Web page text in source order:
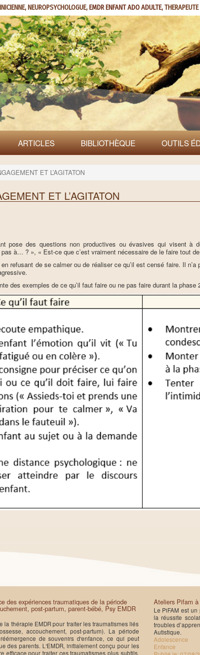
NEUROPSYCHOLOGUE,EMDR ENFANT ADO ADULTE,
ARTICLES BIBLIOTHÈQUE OUTILS
ET L’AGITATON
ET L’AGITATON
pose des questions non productives ou évasives qui visent
à… ? », « Est-ce que c’est vraiment nécessaire de le faire tout
refusant de se calmer ou de réaliser ce qu’il est censé faire. Il
des exemples de ce qu’il faut faire ou ne pas faire durant la phase
des expériences traumatiques de la période
post-partum, parent-bébé, Psy EMDR
la thérapie EMDR pour traiter les traumatismes liés
accouchement, post-partum). La période
de souvenirs d'enfance, ce qui peut
des parents. L'EMDR, initialement conçu pour les
efficace pour traiter ces traumatismes plus subtils,
Ateliers Pifam à
Le PiFAM est
la réussite
troubles
Autistique.
Adolescence
Enfance